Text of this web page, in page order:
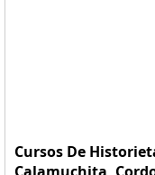
Cursos De